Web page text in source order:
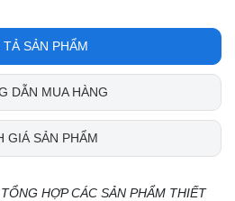
TẢ SẢN PHẨM
DẪN MUA HÀNG
GIÁ SẢN PHẨM
HỢP CÁC SẢN PHẨM THIẾT